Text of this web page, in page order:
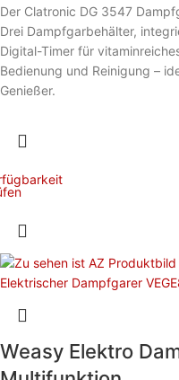
Der Clatronic DG 3547
Drei Dampfgarbehälter,
Digital-Timer für
Bedienung und Reinigung –
Genießer.
Weasy Elektro